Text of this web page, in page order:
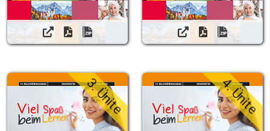
3. Ünite 4. Ünite